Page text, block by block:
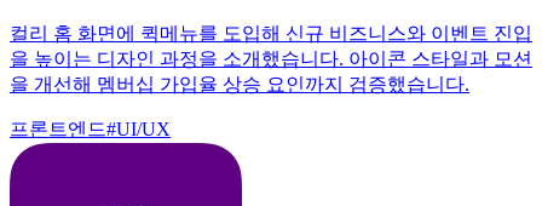
컬리 홈 화면에 퀵메뉴를 도입해 신규 비즈니스와 이벤트 진입
을 높이는 디자인 과정을 소개했습니다. 아이콘 스타일과 모션
을 개선해 멤버십 가입율 상승 요인까지 검증했습니다.
프론트엔드#UI/UX